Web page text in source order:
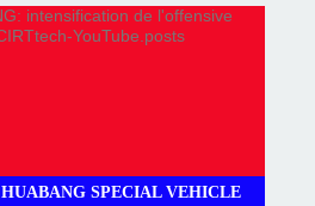
HUABANG SPECIAL VEHICLE